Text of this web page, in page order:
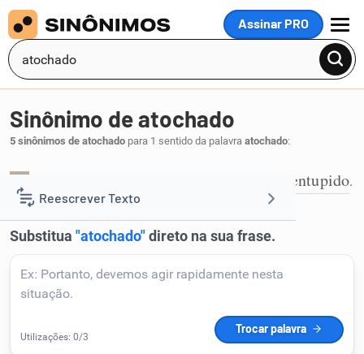
Assinar PRO
MENU
Reescrever Texto
Resumir Texto
Corrigir Texto
Detector de IA
Sinônimo de atochado
5 sinônimos de atochado para 1 sentido da palavra atochado:
entupido.